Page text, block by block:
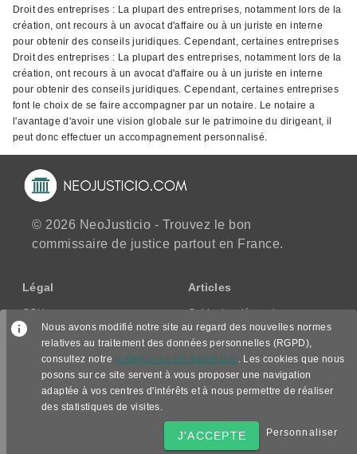
Droit des entreprises : La plupart des entreprises, notamment lors de la
création, ont recours à un avocat d'affaire ou à un juriste en interne
pour obtenir des conseils juridiques. Cependant, certaines entreprises
Droit des entreprises : La plupart des entreprises, notamment lors de la
création, ont recours à un avocat d'affaire ou à un juriste en interne
pour obtenir des conseils juridiques. Cependant, certaines entreprises
font le choix de se faire accompagner par un notaire. Le notaire a
l'avantage d'avoir une vision globale sur le patrimoine du dirigeant, il
peut donc effectuer un accompagnement personnalisé.
© 2026 NeoJusticio - Trouvez le bon
commissaire de justice partout en France.
Légal
CGU
CGV/CPPS
Politique de confidentialité
Articles
Guide des démarches
Nous suivre
Nous avons modifié notre site au regard des nouvelles normes
relatives au traitement des données personnelles (RGPD),
consultez notre politique de confidentialité . Les cookies que nous
posons sur ce site servent à vous proposer une navigation
adaptée à vos centres d'intérêts et à nous permettre de réaliser
des statistiques de visites.
J'ACCEPTE Personnaliser